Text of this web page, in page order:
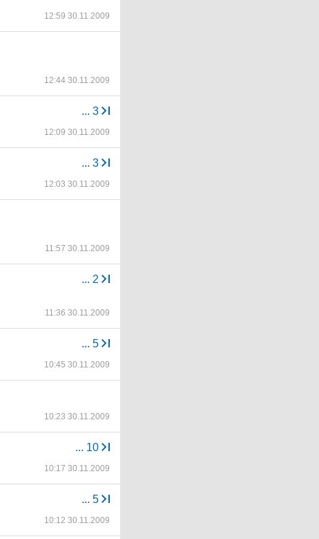
12:59 30.11.2009
12:44 30.11.2009
... 3
12:09 30.11.2009
... 3
12:03 30.11.2009
11:57 30.11.2009
... 2
11:36 30.11.2009
... 5
10:45 30.11.2009
10:23 30.11.2009
... 10
10:17 30.11.2009
... 5
10:12 30.11.2009